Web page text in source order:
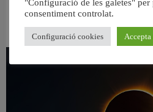
València reforma l’Escola Infantil Pardalets
5 agost,
"Configuració de les galetes"
consentiment controlat.
Configuració cookies